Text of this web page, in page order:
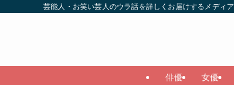
芸能人・お笑い芸人のウラ話を詳しくお届けするメディア
俳優 女優